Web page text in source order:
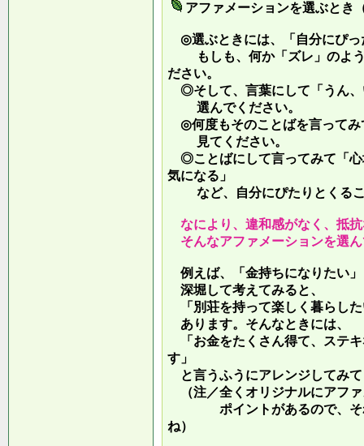
アファメーションを選ぶとき
◎選ぶときには、「自分にぴっ
もしも、何か「ズレ」のよう
ださい。
◎そして、言葉にして「うん、
選んでください。
◎何度もそのことばを言ってみ
見てください。
◎ことばにして言ってみて「心
気になる」
など、自分にぴたりとくるこ
なにより、違和感がなく、抵
そんなアファメーションを選
例えば、「金持ちになりたい
深堀して考えてみると、
「別荘を持って楽しく暮らし
あります。そんなときには、
「お金をたくさん得て、ステ
す」
と言うふうにアレンジしてみ
（注／全くオリジナルにアフ
ポイントがあるので、それ
ね）